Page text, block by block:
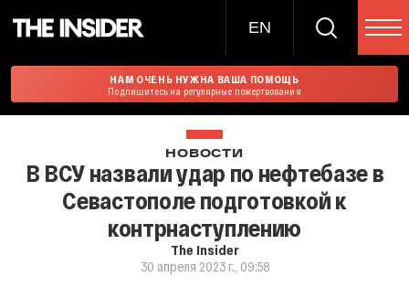
EN
НАМ ОЧЕНЬ НУЖНА ВАША ПОМОЩЬ
Подпишитесь на регулярные пожертвования
НОВОСТИ
В ВСУ назвали удар по нефтебазе в
Севастополе подготовкой к
контрнаступлению
The Insider
30 апреля 2023 г., 09:58